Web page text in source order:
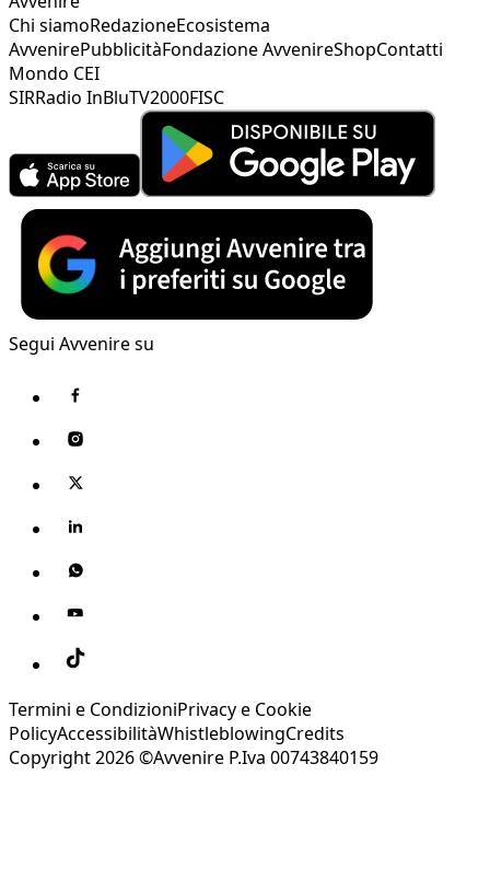
Chi siamoRedazioneEcosistema
AvvenirePubblicitàFondazione AvvenireShopContatti
Mondo CEI
SIRRadio InBluTV2000FISC
Segui Avvenire su
Termini e CondizioniPrivacy e Cookie
PolicyAccessibilitàWhistleblowingCredits
Copyright 2026 ©Avvenire P.Iva 00743840159